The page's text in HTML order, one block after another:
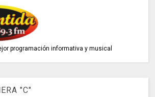
programación informativa y musical
"C"